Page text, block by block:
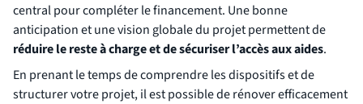
central pour compléter le financement. Une bonne
anticipation et une vision globale du projet permettent de
réduire le reste à charge et de sécuriser l’accès aux aides.
En prenant le temps de comprendre les dispositifs et de
structurer votre projet, il est possible de rénover efficacement